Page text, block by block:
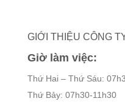
GIỚI THIỆU CÔNG
Giờ làm việc:
Thứ Hai – Thứ Sáu:
Thứ Bảy: 07h30-11h30